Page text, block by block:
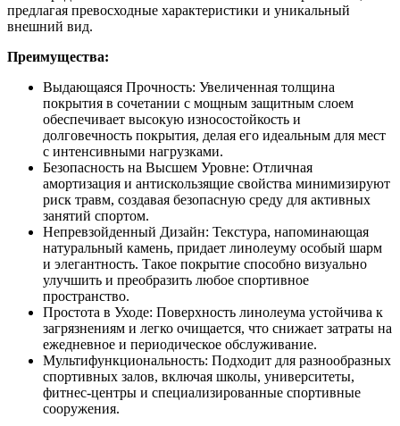
предлагая превосходные характеристики и уникальный
внешний вид.
Преимущества:
Выдающаяся Прочность: Увеличенная толщина
покрытия в сочетании с мощным защитным слоем
обеспечивает высокую износостойкость и
долговечность покрытия, делая его идеальным для мест
с интенсивными нагрузками.
Безопасность на Высшем Уровне: Отличная
амортизация и антискользящие свойства минимизируют
риск травм, создавая безопасную среду для активных
занятий спортом.
Непревзойденный Дизайн: Текстура, напоминающая
натуральный камень, придает линолеуму особый шарм
и элегантность. Такое покрытие способно визуально
улучшить и преобразить любое спортивное
пространство.
Простота в Уходе: Поверхность линолеума устойчива к
загрязнениям и легко очищается, что снижает затраты на
ежедневное и периодическое обслуживание.
Мультифункциональность: Подходит для разнообразных
спортивных залов, включая школы, университеты,
фитнес-центры и специализированные спортивные
сооружения.